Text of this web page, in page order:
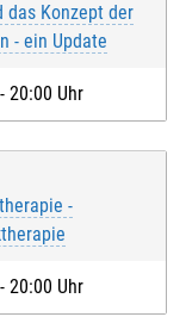
(AGB)
genommen
das Konzept der
- ein Update
20:00 Uhr
-
20:00 Uhr